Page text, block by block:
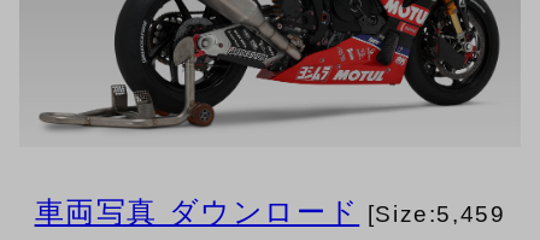
車両写真 ダウンロード
[Size:5,459